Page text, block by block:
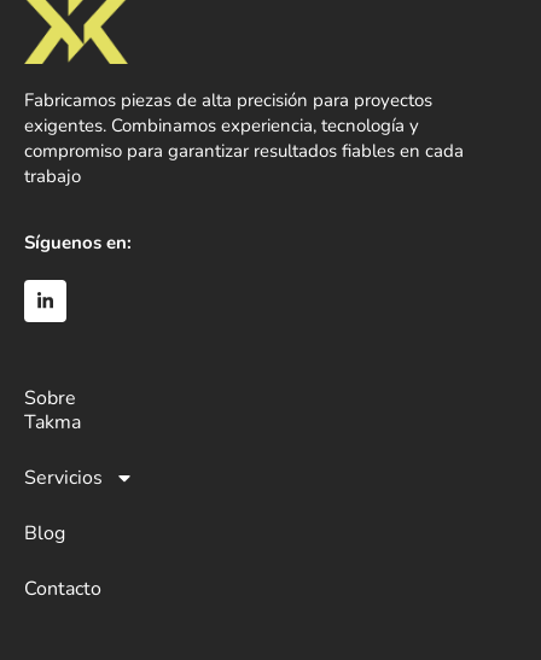
Fabricamos piezas de alta precisión para proyectos
exigentes. Combinamos experiencia, tecnología y
compromiso para garantizar resultados fiables en cada
trabajo
Síguenos en:
Sobre
Takma
Servicios
Blog
Contacto